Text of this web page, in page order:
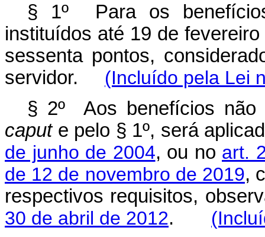
§ 1º Para os
instituídos até 19 de
sessenta pontos,
servidor. (Incluído pela Lei
§ 2º Aos benefícios
capute pelo § 1º, será
de junho de 2004, ou no art.
de 12 de novembro de 2019,
respectivos requisitos,
30 de abril de 2012.